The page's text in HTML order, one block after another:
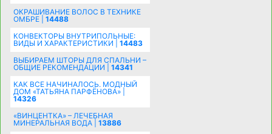
ОКРАШИВАНИЕ ВОЛОС В ТЕХНИКЕ
ОМБРЕ | 14488
КОНВЕКТОРЫ ВНУТРИПОЛЬНЫЕ:
ВИДЫ И ХАРАКТЕРИСТИКИ | 14483
ВЫБИРАЕМ ШТОРЫ ДЛЯ СПАЛЬНИ –
ОБЩИЕ РЕКОМЕНДАЦИИ | 14341
КАК ВСЕ НАЧИНАЛОСЬ. МОДНЫЙ
ДОМ «ТАТЬЯНА ПАРФЁНОВА» |
14326
«ВИНЦЕНТКА» – ЛЕЧЕБНАЯ
МИНЕРАЛЬНАЯ ВОДА | 13886